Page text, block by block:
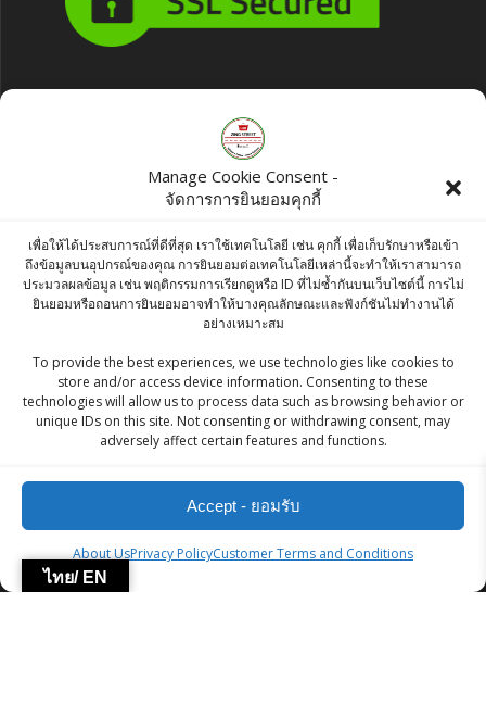
Manage Cookie Consent -
จัดการการยินยอมคุกกี้
เพื่อให้ได้ประสบการณ์ที่ดีที่สุด เราใช้เทคโนโลยี เช่น คุกกี้ เพื่อเก็บรักษาหรือเข้า
ถึงข้อมูลบนอุปกรณ์ของคุณ การยินยอมต่อเทคโนโลยีเหล่านี้จะทำให้เราสามารถ
ประมวลผลข้อมูล เช่น พฤติกรรมการเรียกดูหรือ ID ที่ไม่ซ้ำกันบนเว็บไซต์นี้ การไม่
ยินยอมหรือถอนการยินยอมอาจทำให้บางคุณลักษณะและฟังก์ชันไม่ทำงานได้
อย่างเหมาะสม
To provide the best experiences, we use technologies like cookies to
store and/or access device information. Consenting to these
technologies will allow us to process data such as browsing behavior or
unique IDs on this site. Not consenting or withdrawing consent, may
adversely affect certain features and functions.
Accept - ยอมรับ
About UsPrivacy PolicyCustomer Terms and Conditions
Natural Hamdard Blood Safi 100ml
฿70.00
KC SEMOLINA / RAVA/ SUJI / SOOJI/ ซูจี (แป้ง
หมีหยาบ) - 500g
Frozen Punjabi Samosa (Half-Fried),
approximately 100g each (Pack of 10)
ZingStreet Co.,Ltd
ไทย/ EN